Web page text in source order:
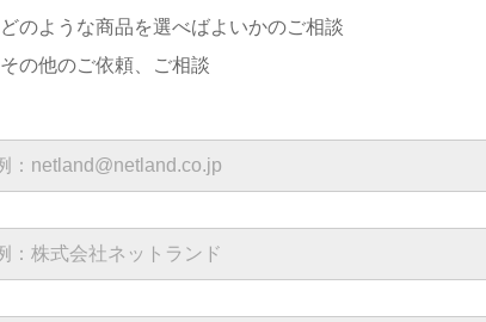
どのような商品を選べばよいかのご相談
その他のご依頼、ご相談